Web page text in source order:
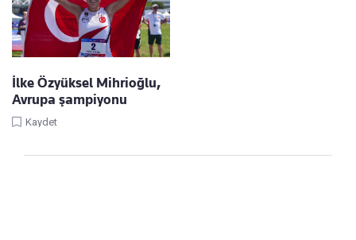
İlke Özyüksel Mihrioğlu,
Avrupa şampiyonu
Kaydet